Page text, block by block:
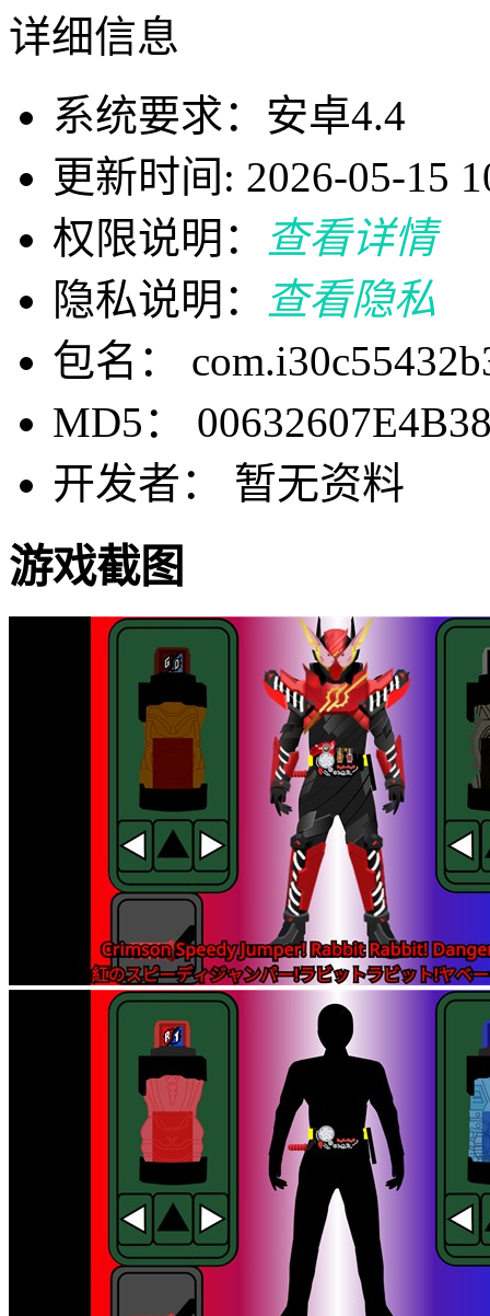
详细信息
系统要求：安卓4.4
更新时间: 2026-05-15
权限说明：
查看详情
隐私说明：
查看隐私
包名：
MD5：
开发者： 暂无资料
游戏截图